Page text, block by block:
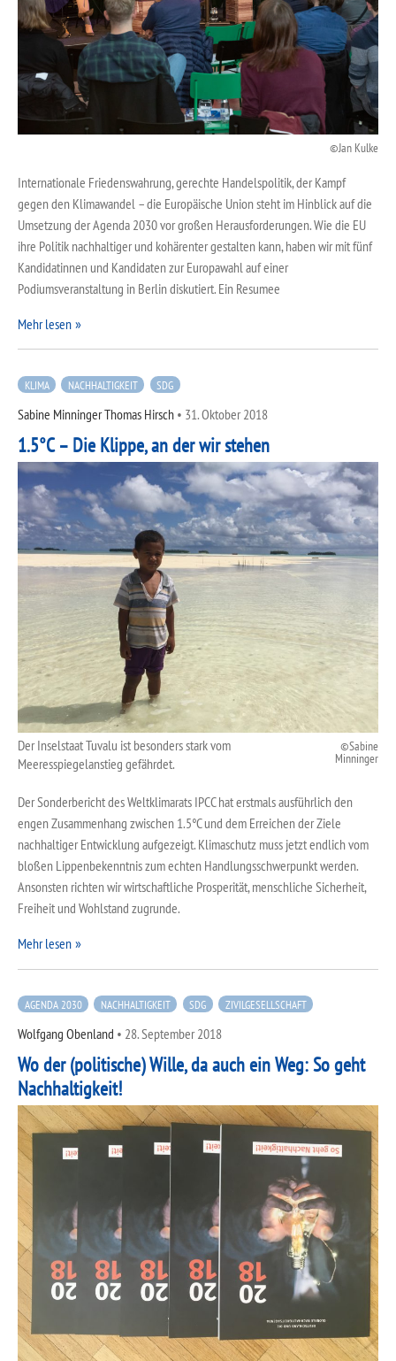
Jan Kulke
Internationale Friedenswahrung, gerechte Handelspolitik, der Kampf
gegen den Klimawandel – die Europäische Union steht im Hinblick auf die
Umsetzung der Agenda 2030 vor großen Herausforderungen. Wie die EU
ihre Politik nachhaltiger und kohärenter gestalten kann, haben wir mit fünf
Kandidatinnen und Kandidaten zur Europawahl auf einer
Podiumsveranstaltung in Berlin diskutiert. Ein Resumee
Mehr lesen
KLIMA NACHHALTIGKEIT SDG
Sabine Minninger Thomas Hirsch • 31. Oktober 2018
1.5°C – Die Klippe, an der wir stehen
Der Inselstaat Tuvalu ist besonders stark vom
Meeresspiegelanstieg gefährdet.
Sabine
Minninger
Der Sonderbericht des Weltklimarats IPCC hat erstmals ausführlich den
engen Zusammenhang zwischen 1.5°C und dem Erreichen der Ziele
nachhaltiger Entwicklung aufgezeigt. Klimaschutz muss jetzt endlich vom
bloßen Lippenbekenntnis zum echten Handlungsschwerpunkt werden.
Ansonsten richten wir wirtschaftliche Prosperität, menschliche Sicherheit,
Freiheit und Wohlstand zugrunde.
Mehr lesen
AGENDA 2030 NACHHALTIGKEIT SDG ZIVILGESELLSCHAFT
Wolfgang Obenland • 28. September 2018
Wo der (politische) Wille, da auch ein Weg: So geht
Nachhaltigkeit!